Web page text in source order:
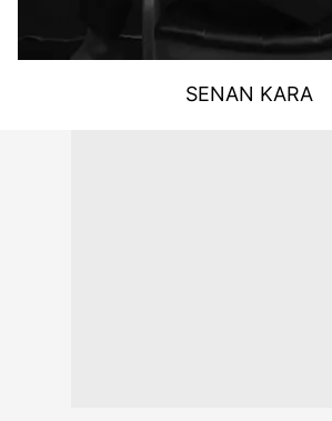
SENAN KARA